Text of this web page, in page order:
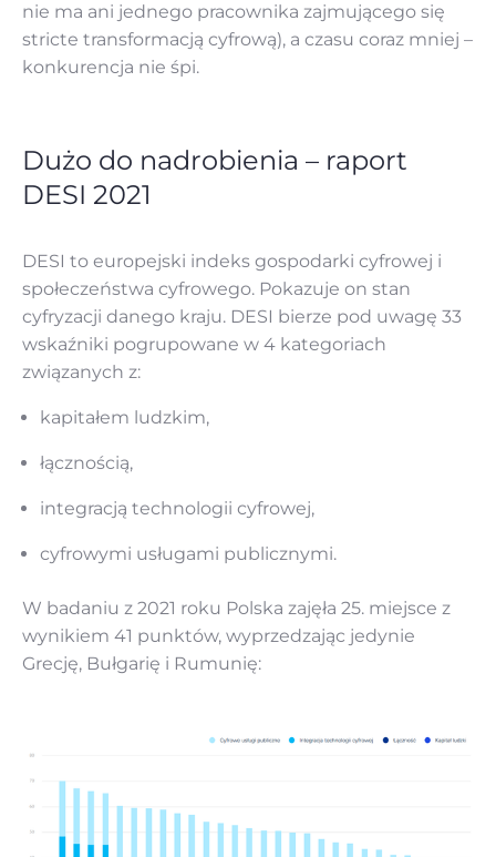
nie ma ani jednego pracownika zajmującego się
stricte transformacją cyfrową), a czasu coraz mniej –
konkurencja nie śpi.
Dużo do nadrobienia – raport
DESI 2021
DESI to europejski indeks gospodarki cyfrowej i
społeczeństwa cyfrowego. Pokazuje on stan
cyfryzacji danego kraju. DESI bierze pod uwagę 33
wskaźniki pogrupowane w 4 kategoriach
związanych z:
kapitałem ludzkim,
łącznością,
integracją technologii cyfrowej,
cyfrowymi usługami publicznymi.
W badaniu z 2021 roku Polska zajęła 25. miejsce z
wynikiem 41 punktów, wyprzedzając jedynie
Grecję, Bułgarię i Rumunię: